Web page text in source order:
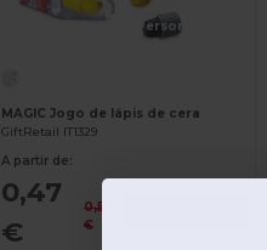
Personalize-o!
MAGIC Jogo de lápis de cera
GiftRetail IT1329
A partir de:
0,47
€
0,58
€